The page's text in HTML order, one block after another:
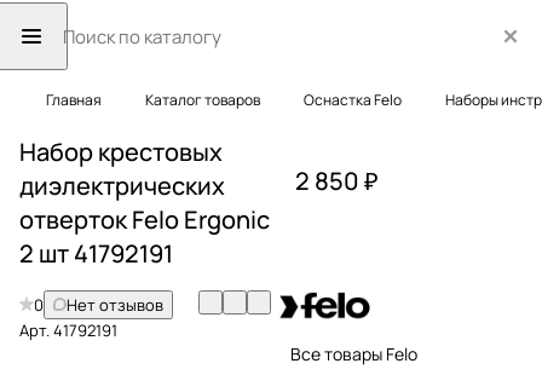
Главная Каталог товаров Оснастка Felo Наборы
Набор крестовых
диэлектрических
отверток Felo Ergonic
2 шт 41792191
0
Нет отзывов
Арт.41792191
2 850 ₽
Все товары Felo